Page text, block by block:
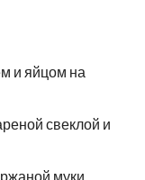
и яйцом на
свеклой и
муки